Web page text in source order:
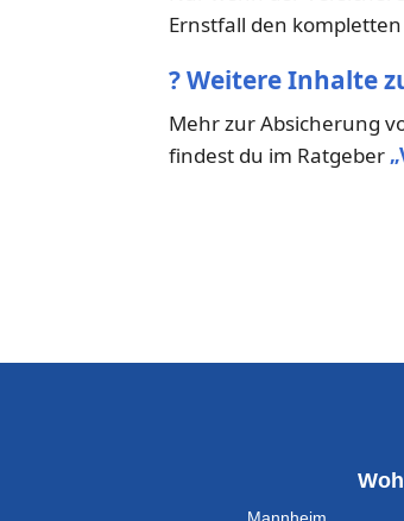
Ernstfall den
?Weitere Inhalte
Mehr zur Absicherung
findest du im Ratgeber